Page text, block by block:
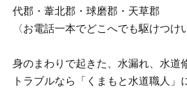
代郡・葦北郡・球磨郡・天草郡
〈お電話一本でどこへでも駆けつけ
身のまわりで起きた、水漏れ、水道
トラブルなら「くまもと水道職人」